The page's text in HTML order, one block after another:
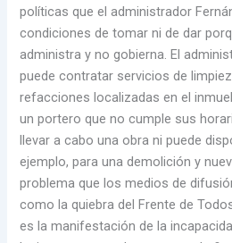
políticas que el administrador
condiciones de tomar ni de dar
administra y no gobierna. El
puede contratar servicios de
refacciones localizadas en el
un portero que no cumple sus
llevar a cabo una obra ni puede
ejemplo, para una demolición y
problema que los medios de
como la quiebra del Frente de
es la manifestación de la